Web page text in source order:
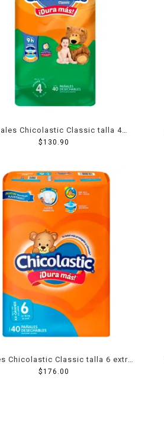
Chicolastic Classic talla 4
grande unisex 40 piezas
$130.90
Chicolastic Classic talla 6 extra
grande unisex 40 piezas
$176.00